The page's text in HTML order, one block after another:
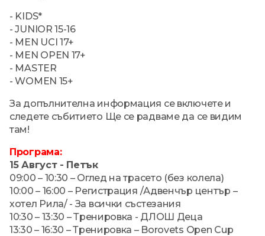
- KIDS*
- JUNIOR 15-16
- MEN UCI 17+
- MEN OPEN 17+
- MASTER
- WOMEN 15+
За допълнителна информация се включете и
следете събитието Ще се радваме да се видим
там!
Програма:
15 Август - Петък
09:00 – 10:30 – Оглед на трасето (без колела)
10:00 – 16:00 – Регистрация /Адвенчър център –
хотел Рила/ - За всички състезания
10:30 – 13:30 – Тренировка - ДЛОШ Деца
13:30 – 16:30 – Тренировка – Borovets Open Cup